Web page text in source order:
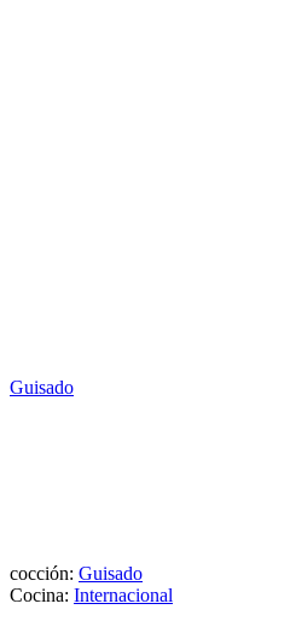
Guisado
cocción: Guisado
Cocina: Internacional